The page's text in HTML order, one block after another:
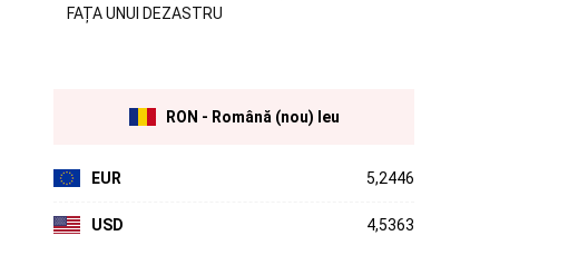
FAȚA UNUI DEZASTRU
RON - Română (nou) leu
EUR 5,2446
USD 4,5363